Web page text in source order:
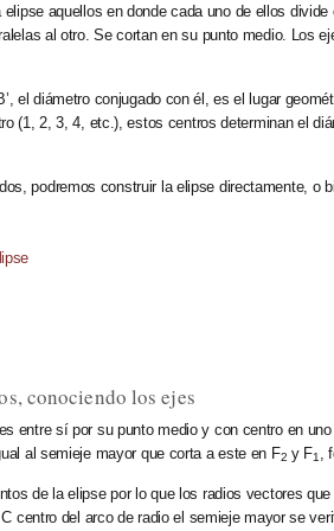
elipse aquellos en donde cada uno de ellos
al otro. Se cortan en su punto medio. Los
el diámetro conjugado con él, es el lugar
(1, 2, 3, 4, etc.), estos centros determinan el
podremos construir la elipse directamente, o
conociendo los ejes
entre sí por su punto medio y con centro en
al semieje mayor que corta a este en F2 y F1
de la elipse por lo que los radios vectores
centro del arco de radio el semieje mayor se